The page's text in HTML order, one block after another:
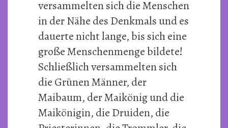
versammelten sich die Menschen
in der Nähe des Denkmals und es
dauerte nicht lange, bis sich eine
große Menschenmenge bildete!
Schließlich versammelten sich
die Grünen Männer, der
Maibaum, der Maikönig und die
Maikönigin, die Druiden, die